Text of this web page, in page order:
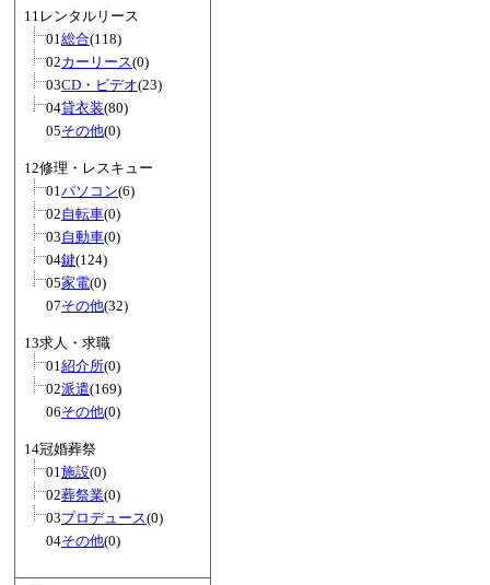
11レンタルリース
01総合(118)
02カーリース(0)
03CD・ビデオ(23)
04貸衣装(80)
05その他(0)
12修理・レスキュー
01パソコン(6)
02自転車(0)
03自動車(0)
04鍵(124)
05家電(0)
07その他(32)
13求人・求職
01紹介所(0)
02派遣(169)
06その他(0)
14冠婚葬祭
01施設(0)
02葬祭業(0)
03プロデュース(0)
04その他(0)